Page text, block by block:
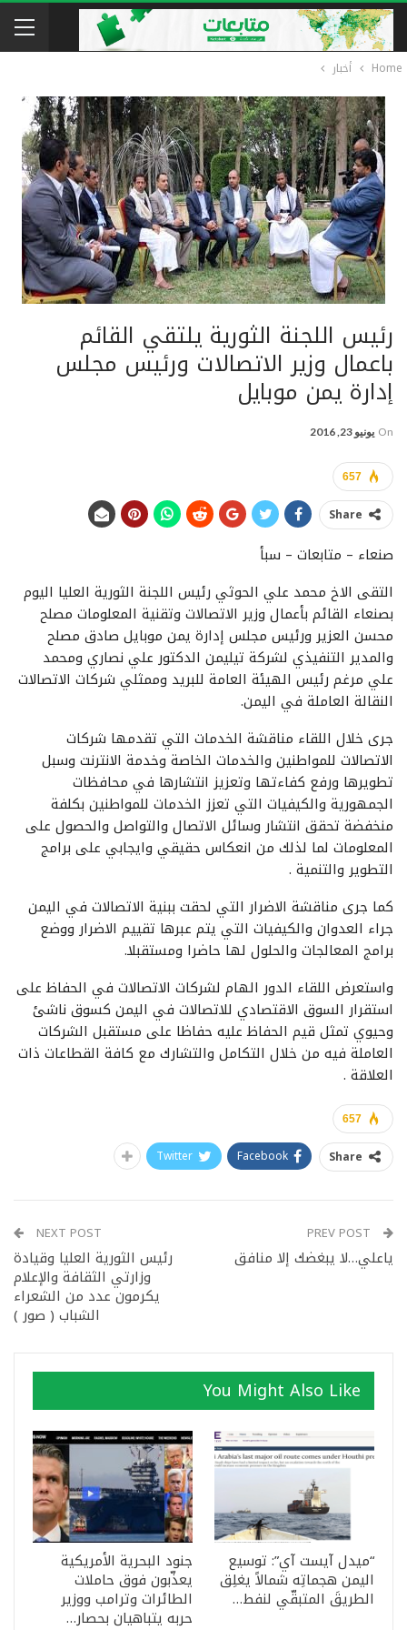
Home أخبار
رئيس اللجنة الثورية يلتقي القائم
باعمال وزير الاتصالات ورئيس مجلس
إدارة يمن موبايل
On يونيو 23, 2016
657
Share
صنعاء – متابعات – سبأ
التقى الاخ محمد علي الحوثي رئيس اللجنة الثورية العليا اليوم
بصنعاء القائم بأعمال وزير الاتصالات وتقنية المعلومات مصلح
محسن العزير ورئيس مجلس إدارة يمن موبايل صادق مصلح
والمدير التنفيذي لشركة تيليمن الدكتور علي نصاري ومحمد
علي مرغم رئيس الهيئة العامة للبريد وممثلي شركات الاتصالات
النقالة العاملة في اليمن.
جرى خلال اللقاء مناقشة الخدمات التي تقدمها شركات
الاتصالات للمواطنين والخدمات الخاصة وخدمة الانترنت وسبل
تطويرها ورفع كفاءتها وتعزيز انتشارها في محافظات
الجمهورية والكيفيات التي تعزز الخدمات للمواطنين بكلفة
منخفضة تحقق انتشار وسائل الاتصال والتواصل والحصول على
المعلومات لما لذلك من انعكاس حقيقي وايجابي على برامج
التطوير والتنمية .
كما جرى مناقشة الاضرار التي لحقت ببنية الاتصالات في اليمن
جراء العدوان والكيفيات التي يتم عبرها تقييم الاضرار ووضع
برامج المعالجات والحلول لها حاضرا ومستقبلا.
واستعرض اللقاء الدور الهام لشركات الاتصالات في الحفاظ على
استقرار السوق الاقتصادي للاتصالات في اليمن كسوق ناشئ
وحيوي تمثل قيم الحفاظ عليه حفاظا على مستقبل الشركات
العاملة فيه من خلال التكامل والتشارك مع كافة القطاعات ذات
العلاقة .
657
Share
Facebook
Twitter
ياعلي…لا يبغضك إلا منافق
NEXT POST
رئيس الثورية العليا وقيادة
وزارتي الثقافة والإعلام
يكرمون عدد من الشعراء
الشباب ( صور )
You Might Also Like
“ميدل آيست آي”: توسيع
اليمن هجماتِه شمالاً يغلِق
الطريقَ المتبقّي لنفط…
جنود البحرية الأمريكية
يعذّبون فوق حاملات
الطائرات وترامب ووزير
حربه يتباهيان بحصار…